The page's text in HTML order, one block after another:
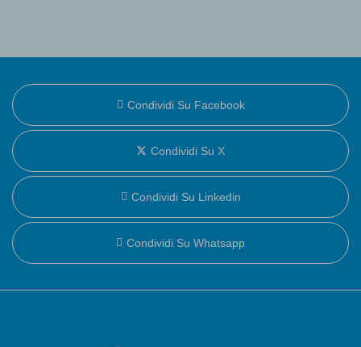
Condividi Su Facebook
Condividi Su X
Condividi Su Linkedin
Condividi Su Whatsapp